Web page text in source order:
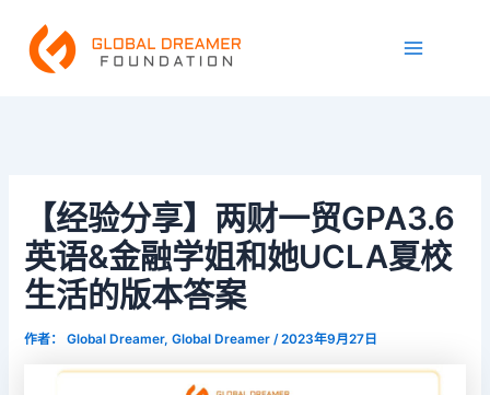
Menu
【经验分享】两财一贸GPA3.6
英语&金融学姐和她UCLA夏校
生活的版本答案
作者： Global Dreamer, Global Dreamer/2023年9月27日